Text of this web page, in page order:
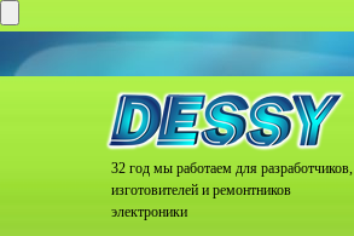
32 год мы работаем для разработчиков,
изготовителей и ремонтников
электроники